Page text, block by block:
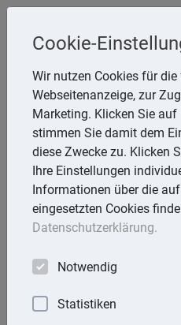
Steuerberaterin
Angela Reining
Aßmannstr. 64, 12587 Berlin
Telefon: 30 577970 -40
E-Mail:
Startseite
Cookie-
Wir nutzen Cookies für
Webseitenanzeige, zur
Marketing. Klicken Sie auf
stimmen Sie damit dem
diese Zwecke zu. Klicken
Ihre Einstellungen
Informationen über die
eingesetzten Cookies
Datenschutzerklärung.
Notwendig
Statistiken